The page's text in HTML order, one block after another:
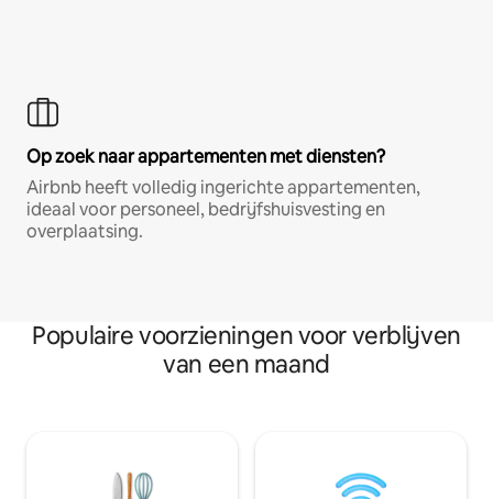
Op zoek naar appartementen met diensten?
Airbnb heeft volledig ingerichte appartementen,
ideaal voor personeel, bedrijfshuisvesting en
overplaatsing.
Populaire voorzieningen voor verblijven
van een maand